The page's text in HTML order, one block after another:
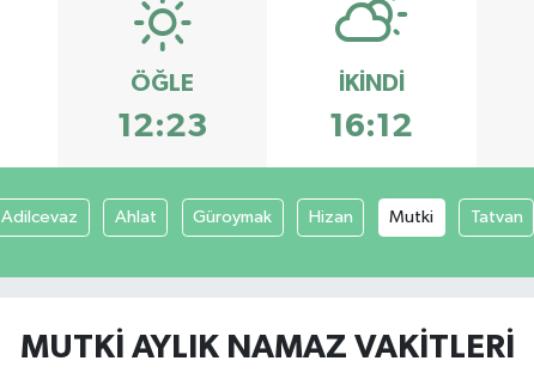
ÖĞLE
12:23
İKINDI
16:12
Adilcevaz Ahlat Güroymak Hizan Mutki Tatvan
MUTKI AYLIK NAMAZ VAKITLERI